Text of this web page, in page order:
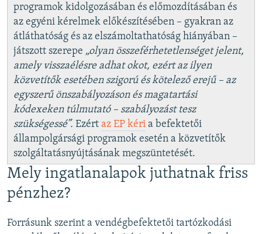
programok kidolgozásában és előmozdításában és
az egyéni kérelmek előkészítésében – gyakran az
átláthatóság és az elszámoltathatóság hiányában –
játszott szerepe „olyan összeférhetetlenséget jelent,
amely visszaélésre adhat okot, ezért az ilyen
közvetítők esetében szigorú és kötelező erejű – az
egyszerű önszabályozáson és magatartási
kódexeken túlmutató – szabályozást tesz
szükségessé”. Ezért az EP kéri a befektetői
állampolgársági programok esetén a közvetítők
szolgáltatásnyújtásának megszüntetését.
Mely ingatlanalapok juthatnak friss
pénzhez?
Forrásunk szerint a vendégbefektetői tartózkodási